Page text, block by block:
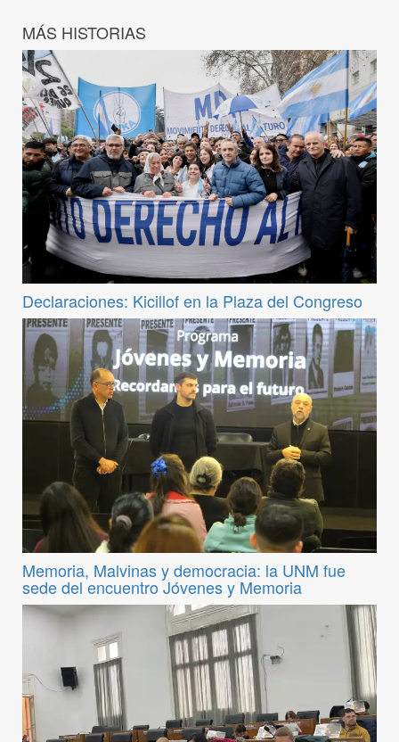
MÁS HISTORIAS
Declaraciones: Kicillof en la Plaza del Congreso
Memoria, Malvinas y democracia: la UNM fue
sede del encuentro Jóvenes y Memoria